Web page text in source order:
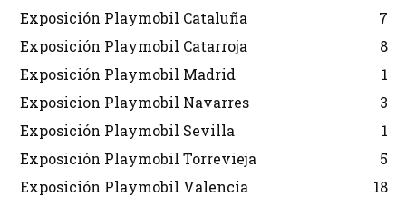
Exposición Playmobil Cataluña
7
Exposición Playmobil Catarroja
8
Exposición Playmobil Madrid
1
Exposicion Playmobil Navarres
3
Exposición Playmobil Sevilla
1
Exposición Playmobil Torrevieja
5
Exposición Playmobil Valencia
18